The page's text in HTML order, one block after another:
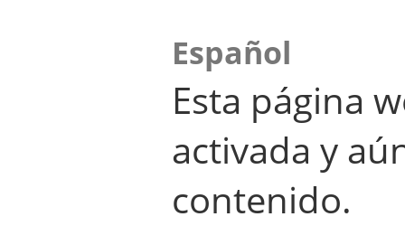
Español
Esta página
activada y
contenido.